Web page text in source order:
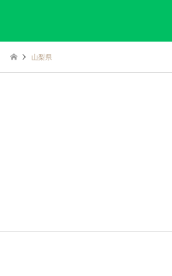
山梨県